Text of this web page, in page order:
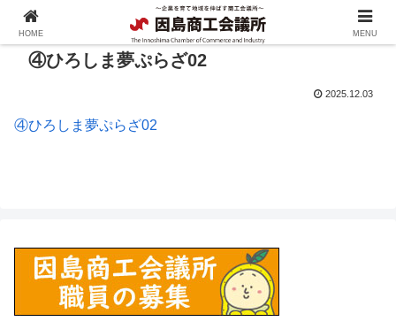
④ひろしま夢ぷらざ02
2025.12.03
④ひろしま夢ぷらざ02
HOME MENU